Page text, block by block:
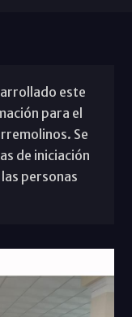
este
para el
Se
de iniciación
personas